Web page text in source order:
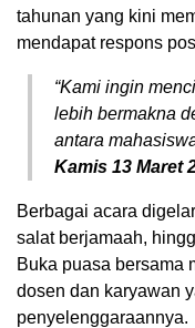
tahunan yang kini
mendapat respons
“Kami ingin
lebih bermakna
antara
Kamis 13 Maret
Berbagai acara
salat berjamaah,
Buka puasa bersama
dosen dan karyawan
penyelenggaraannya.